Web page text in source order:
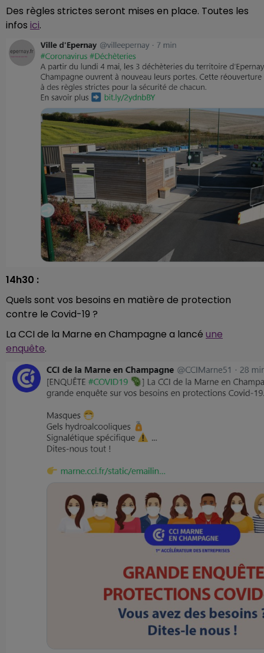
Des règles strictes seront mises en place. Toutes les
infos ici.
14h30 :
Quels sont vos besoins en matière de protection
contre le Covid-19 ?
La CCI de la Marne en Champagne a lancé une
enquête.